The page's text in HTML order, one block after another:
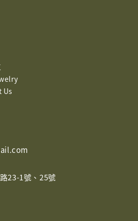
Us
23-1號、25號